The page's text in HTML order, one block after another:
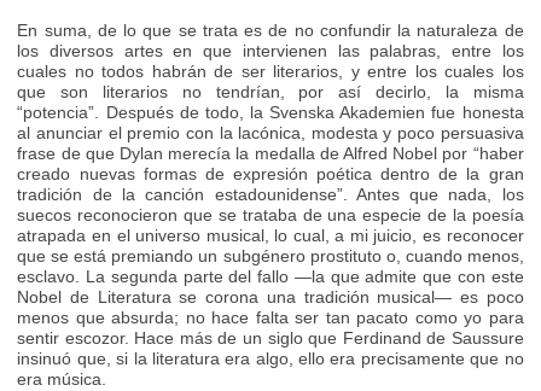
En suma, de lo que se trata es de no confundir la naturaleza de
los diversos artes en que intervienen las palabras, entre los
cuales no todos habrán de ser literarios, y entre los cuales los
que son literarios no tendrían, por así decirlo, la misma
“potencia”. Después de todo, la Svenska Akademien fue honesta
al anunciar el premio con la lacónica, modesta y poco persuasiva
frase de que Dylan merecía la medalla de Alfred Nobel por “haber
creado nuevas formas de expresión poética dentro de la gran
tradición de la canción estadounidense”. Antes que nada, los
suecos reconocieron que se trataba de una especie de la poesía
atrapada en el universo musical, lo cual, a mi juicio, es reconocer
que se está premiando un subgénero prostituto o, cuando menos,
esclavo. La segunda parte del fallo —la que admite que con este
Nobel de Literatura se corona una tradición musical— es poco
menos que absurda; no hace falta ser tan pacato como yo para
sentir escozor. Hace más de un siglo que Ferdinand de Saussure
insinuó que, si la literatura era algo, ello era precisamente que no
era música.